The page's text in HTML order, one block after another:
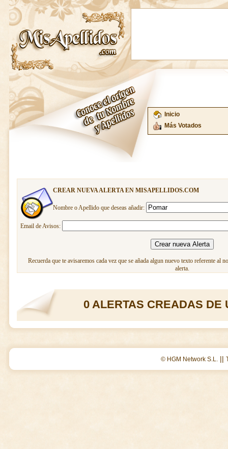
Inicio
Más Votados
CREAR NUEVA ALERTA EN MISAPELLIDOS.COM
Nombre o Apellido que deseas añadir:
Email de Avisos:
Recuerda que te avisaremos cada vez que se añada algun nuevo texto referente al
alerta.
0 ALERTAS CREADAS DE
© HGM Network S.L. ||